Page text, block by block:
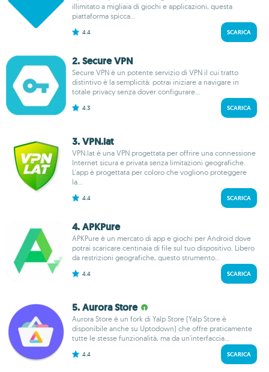
illimitato a migliaia di giochi e applicazioni, questa
piattaforma spicca...
4.4 SCARICA
2. Secure VPN
Secure VPN è un potente servizio di VPN il cui tratto
distintivo è la semplicità: potrai iniziare a navigare in
totale privacy senza dover configurare...
4.3 SCARICA
3. VPN.lat
VPN.lat è una VPN progettata per offrire una connessione
Internet sicura e privata senza limitazioni geografiche.
L'app è progettata per coloro che vogliono proteggere
la...
4.4 SCARICA
4. APKPure
APKPure è un mercato di app e giochi per Android dove
potrai scaricare centinaia di file sul tuo dispositivo. Libero
da restrizioni geografiche, questo strumento...
4.4 SCARICA
5. Aurora Store
Aurora Store è un fork di Yalp Store (Yalp Store è
disponibile anche su Uptodown) che offre praticamente
tutte le stesse funzionalità, ma da un'interfaccia...
4.4 SCARICA